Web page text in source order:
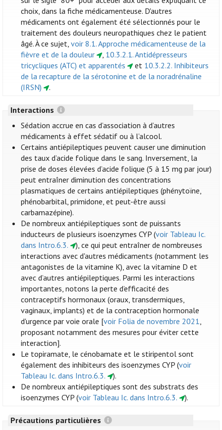
choix, dans la fiche médicamenteuse. D'autres
médicaments ont également été sélectionnés pour le
traitement des douleurs neuropathiques chez le patient
âgé. À ce sujet,voir 8.1. Approche médicamenteuse de la
fièvre et de la douleur
, 10.3.2.1. Antidépresseurs
tricycliques (ATC) et apparentés
et 10.3.2.2. Inhibiteurs
de la recapture de la sérotonine et de la noradrénaline
(IRSN)
.
Interactions
Sédation accrue en cas d’association à d’autres
médicaments à effet sédatif ou à l’alcool.
Certains antiépileptiques peuvent causer une diminution
des taux d’acide folique dans le sang. Inversement, la
prise de doses élevées d’acide folique (5 à 15 mg par jour)
peut entraîner diminution des concentrations
plasmatiques de certains antiépileptiques (phénytoïne,
phénobarbital, primidone, et peut-être aussi
carbamazépine).
De nombreux antiépileptiques sont de puissants
inducteurs de plusieurs isoenzymes CYP (voir Tableau Ic.
dans Intro.6.3.
), ce qui peut entraîner de nombreuses
interactions avec d'autres médicaments (notamment les
antagonistes de la vitamine K), avec la vitamine D et
avec d’autres antiépileptiques. Parmi les interactions
importantes, notons la perte d’efficacité des
contraceptifs hormonaux (oraux, transdermiques,
vaginaux, implants) et de la contraception hormonale
d'urgence par voie orale [voir Folia de novembre 2021,
proposant notamment des mesures pour éviter cette
interaction].
Le topiramate, le cénobamate et le stiripentol sont
également des inhibiteurs des isoenzymes CYP (voir
Tableau Ic. dans Intro.6.3.
).
De nombreux antiépileptiques sont des substrats des
isoenzymes CYP (voir Tableau Ic. dans Intro.6.3. ).
Précautions particulières